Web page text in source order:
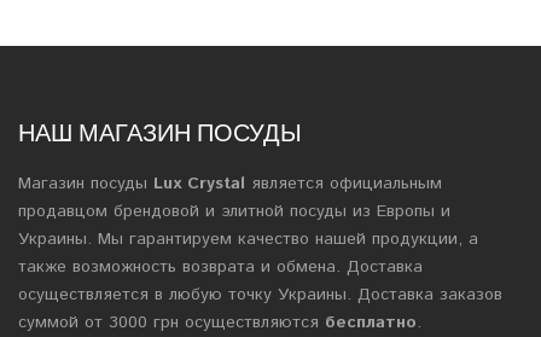
НАШ МАГАЗИН ПОСУДЫ
Магазин посуды Lux Crystal является официальным
продавцом брендовой и элитной посуды из Европы и
Украины. Мы гарантируем качество нашей продукции, а
также возможность возврата и обмена. Доставка
осуществляется в любую точку Украины. Доставка заказов
суммой от 3000 грн осуществляются бесплатно.